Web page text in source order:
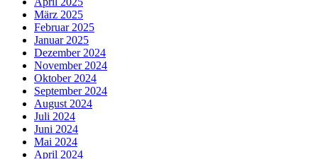
März 2025
Februar 2025
Januar 2025
Dezember 2024
November 2024
Oktober 2024
September 2024
August 2024
Juli 2024
Juni 2024
Mai 2024
April 2024